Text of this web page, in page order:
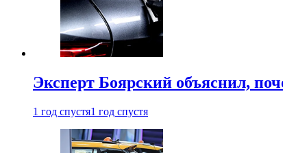
Эксперт Боярский объяснил,
1 год спустя1 год спустя